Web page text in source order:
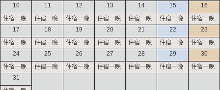
10 11 12 13 14 15 16
17 18 19 20 21 22 23
24 25 26 27 28 29 30
31